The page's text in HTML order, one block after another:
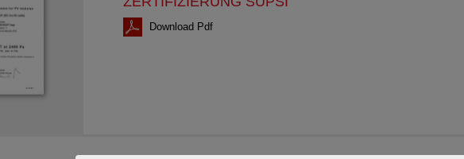
Download Pdf